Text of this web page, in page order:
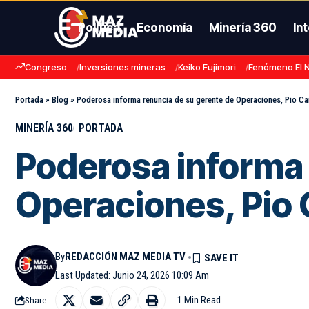
Política Economía Minería 360
Congreso Inversiones mineras Keiko Fujimori Fenómeno El
Portada » Blog » Poderosa informa renuncia de su gerente de Operaciones, Pio
MINERÍA 360 PORTADA
Poderosa
Operaciones, Pio
Last Updated: Junio 24, 2026 10:09 Am
ByREDACCIÓN MAZ MEDIA TV
Share 1 Min Read